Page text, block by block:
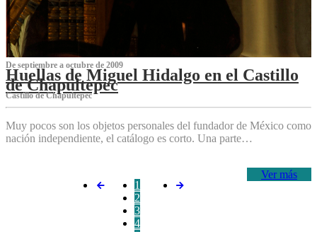
De septiembre a octubre de 2009
Huellas de Miguel Hidalgo en el Castillo
de Chapultepec
Castillo de Chapultepec
Muy pocos son los objetos personales del fundador de México como
nación independiente, el catálogo es corto. Una parte…
Ver más
1
2
3
4